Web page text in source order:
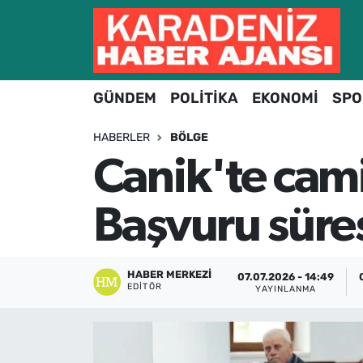
GÜNDEM POLİTİKA EKONOMİ
HABERLER BÖLGE
Canik'te
Başvuru
HABER MERKEZI
EDITÖR
07.07.2026 - 14:49
YAYINLANMA
Hava Durumu
Trafik Durumu
Süper Lig Puan Durumu ve Fikstür
Tüm Manşetler
Son Dakika Haberleri
Haber Arşivi